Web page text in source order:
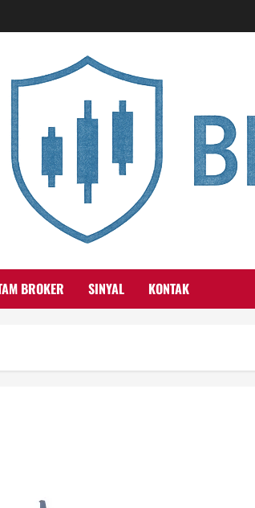
BROKER SINYAL KONTAK